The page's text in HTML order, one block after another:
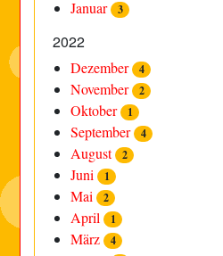
Januar 3
2022
Dezember 4
November 2
Oktober 1
September 4
August 2
Juni 1
Mai 2
April 1
März 4